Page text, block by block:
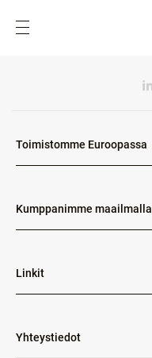
Toimistomme Euroopassa
Kumppanimme maailmalla
Linkit
Yhteystiedot